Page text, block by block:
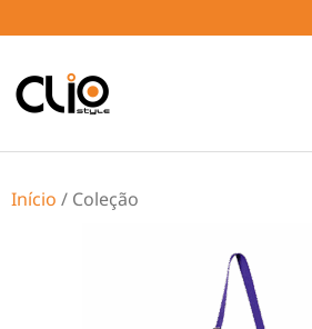
Início / Coleção